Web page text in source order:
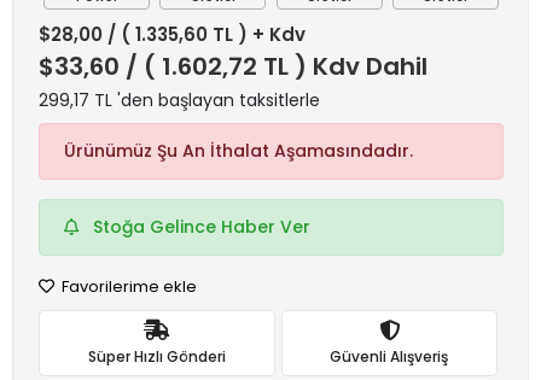
$28,00 / ( 1.335,60 TL ) + Kdv
$33,60 / ( 1.602,72 TL ) Kdv Dahil
299,17 TL 'den başlayan taksitlerle
Ürünümüz Şu An İthalat Aşamasındadır.
Stoğa Gelince Haber Ver
Favorilerime ekle
Süper Hızlı Gönderi Güvenli Alışveriş